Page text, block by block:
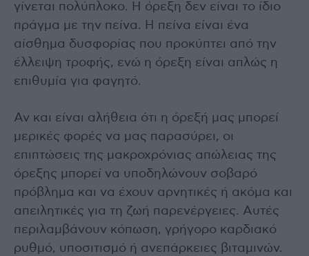
γίνεται πολύπλοκο. Η όρεξη δεν είναι το ίδιο
πράγμα με την πείνα. Η πείνα είναι ένα
αίσθημα δυσφορίας που προκύπτει από την
έλλειψη τροφής, ενώ η όρεξη είναι απλώς η
επιθυμία για φαγητό.
Αν και είναι αλήθεια ότι η όρεξή μας μπορεί
μερικές φορές να μας παρασύρει, οι
επιπτώσεις της μακροχρόνιας απώλειας της
όρεξης μπορεί να υποδηλώνουν σοβαρό
πρόβλημα και να έχουν αρνητικές ή ακόμα και
απειλητικές για τη ζωή παρενέργειες. Αυτές
περιλαμβάνουν κόπωση, γρήγορο καρδιακό
ρυθμό, υποσιτισμό ή ανεπάρκειες βιταμινών.